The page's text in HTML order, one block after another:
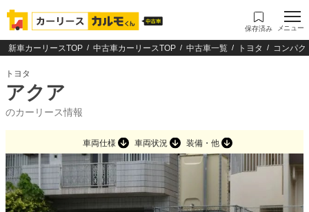
保存済み メニュー
新車カーリースTOP 中古車カーリースTOP 中古車一覧 トヨタ コンパク
トヨタ
アクア
のカーリース情報
車両仕様 車両状況 装備・他